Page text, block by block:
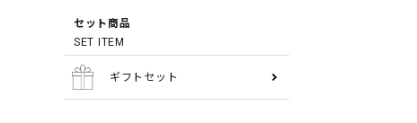
セット商品
SET ITEM
ギフトセット